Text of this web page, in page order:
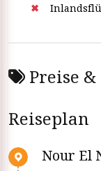
Preise
Reiseplan
Nour El